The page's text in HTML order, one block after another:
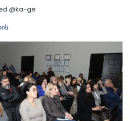
@ka-ge